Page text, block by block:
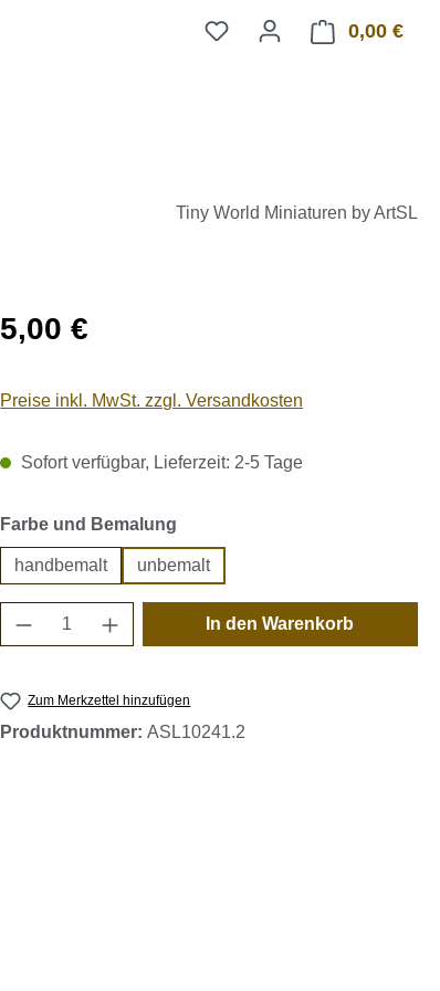
0,00 €
Tiny World Miniaturen by ArtSL
Regulärer Preis:
5,00 €
Preise inkl. MwSt. zzgl. Versandkosten
Sofort verfügbar, Lieferzeit: 2-5 Tage
Farbe und Bemalung
handbemalt unbemalt
Produkt Anzahl: Gib den
In den Warenkorb
Zum Merkzettel hinzufügen
Produktnummer:ASL10241.2